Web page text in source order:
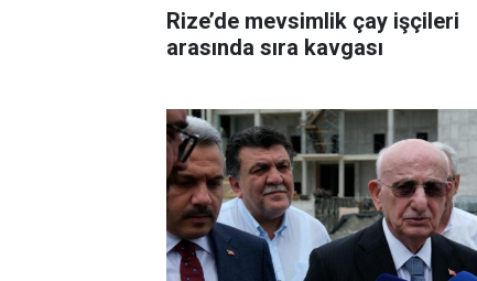
Rize’de mevsimlik çay işçileri
arasında sıra kavgası